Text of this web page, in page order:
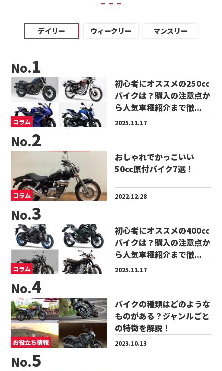
デイリー ウィークリー マンスリー
No.
コラム
初心者にオススメの250cc
バイクは？購入の注意点か
ら人気車種紹介まで徹...
2025.11.17
No.
コラム
おしゃれでかっこいい
50cc原付バイク7選！
2022.12.28
No.
コラム
初心者にオススメの400cc
バイクは？購入の注意点か
ら人気車種紹介まで徹...
2025.11.17
No.
お役立ち情報
バイクの種類はどのような
ものがある？ジャンルごと
の特徴を解説！
2023.10.13
No.